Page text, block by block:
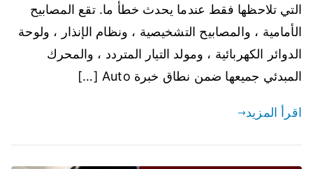
التي تلاحظها فقط عندما يحدث خطأ ما. تقع المصابيح
الأمامية ، والمصابيح التشخيصية ، ونظام الإنذار ، ولوحة
الدوائر الكهربائية ، ومولد التيار المتردد ، والمحرك
المبدئي جميعها ضمن نطاق خبرة Auto […]
اقرأ المزيد